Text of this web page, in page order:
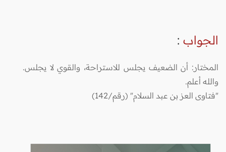
الجواب :
المختار: أن الضعيف يجلس للاستراحة، والقوي لا يجلس.
والله أعلم.
"فتاوى العز بن عبد السلام" (رقم/142)